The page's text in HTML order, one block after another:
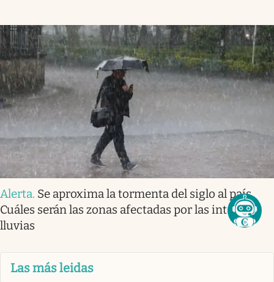
Alerta. Se aproxima la tormenta del siglo al país.
Cuáles serán las zonas afectadas por las intensas
lluvias
Las más leidas